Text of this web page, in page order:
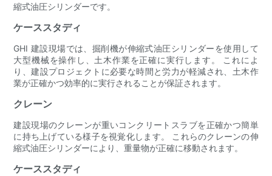
縮式油圧シリンダーです。
ケーススタディ
GHI 建設現場では、掘削機が伸縮式油圧シリンダーを使用して
大型機械を操作し、土木作業を正確に実行します。 これによ
り、建設プロジェクトに必要な時間と労力が軽減され、土木作
業が正確かつ効率的に実行されることが保証されます。
クレーン
建設現場のクレーンが重いコンクリートスラブを正確かつ簡単
に持ち上げている様子を視覚化します。 これらのクレーンの伸
縮式油圧シリンダーにより、重量物が正確に移動されます。
ケーススタディ